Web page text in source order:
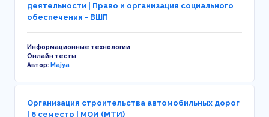
деятельности | Право и организация социального
обеспечения - ВШП
Информационные технологии
Онлайн тесты
Автор:Majya
Организация строительства автомобильных дорог
| 6 семестр | МОИ (МТИ)